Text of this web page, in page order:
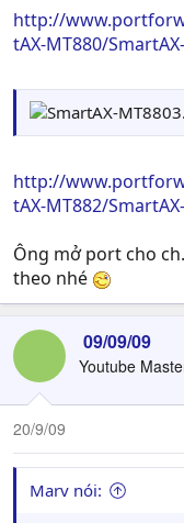
http://
tAX-MT880/
http://
tAX-MT882/
Ông mở port cho
theo nhé
09/09/09
Youtube
20/9/09
Marv nói: